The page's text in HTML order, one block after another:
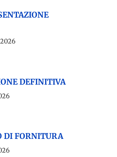
DEFINITIVA
DI FORNITURA